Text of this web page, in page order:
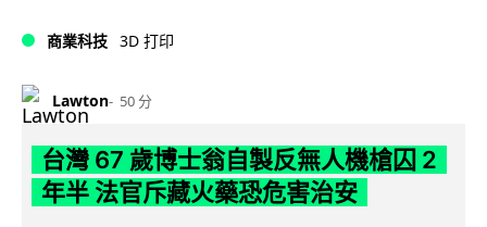
商業科技 3D 打印
Lawton 50 分
台灣 67 歲博士翁自製反無人機槍囚 2
年半 法官斥藏火藥恐危害治安